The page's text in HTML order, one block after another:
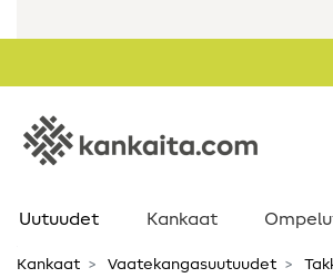
Uutuudet Kankaat
Kankaat Vaatekangasuutuudet